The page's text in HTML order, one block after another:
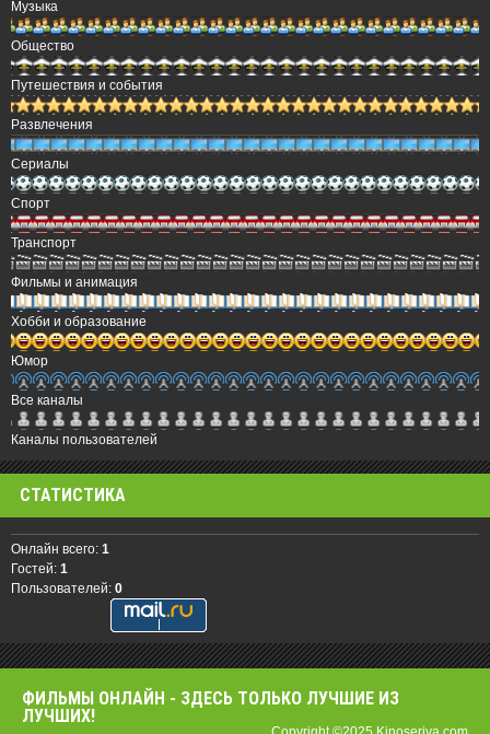
Музыка
Общество
Путешествия и события
Развлечения
Сериалы
Спорт
Транспорт
Фильмы и анимация
Хобби и образование
Юмор
Все каналы
Каналы пользователей
СТАТИСТИКА
Онлайн всего: 1
Гостей: 1
Пользователей: 0
ФИЛЬМЫ OНЛАЙН - ЗДЕСЬ ТОЛЬКО ЛУЧШИЕ ИЗ
ЛУЧШИХ!